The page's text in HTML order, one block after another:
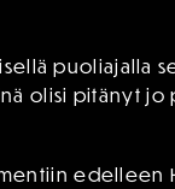
puoliajalla
olisi pitänyt jo
edelleen